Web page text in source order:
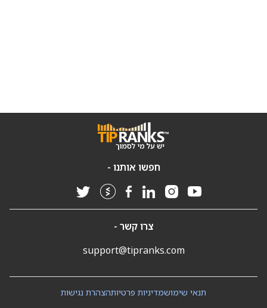
חפשו אותנו -
צרו קשר -
support@tipranks.com
הצהרת נגישותמדיניות פרטיותתנאי שימוש